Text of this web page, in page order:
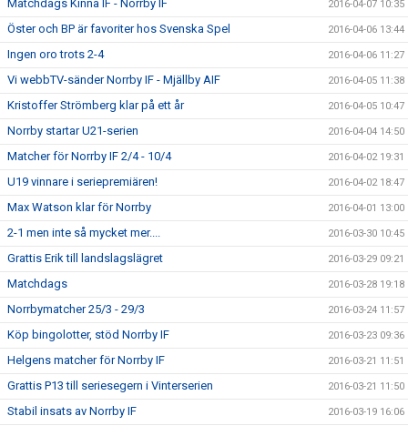
Matchdags Kinna IF - Norrby IF 2016-04-07 10:35
Öster och BP är favoriter hos Svenska Spel 2016-04-06 13:44
Ingen oro trots 2-4 2016-04-06 11:27
Vi webbTV-sänder Norrby IF - Mjällby AIF 2016-04-05 11:38
Kristoffer Strömberg klar på ett år 2016-04-05 10:47
Norrby startar U21-serien 2016-04-04 14:50
Matcher för Norrby IF 2/4 - 10/4 2016-04-02 19:31
U19 vinnare i seriepremiären! 2016-04-02 18:47
Max Watson klar för Norrby 2016-04-01 13:00
2-1 men inte så mycket mer.... 2016-03-30 10:45
Grattis Erik till landslagslägret 2016-03-29 09:21
Matchdags 2016-03-28 19:18
Norrbymatcher 25/3 - 29/3 2016-03-24 11:57
Köp bingolotter, stöd Norrby IF 2016-03-23 09:36
Helgens matcher för Norrby IF 2016-03-21 11:51
Grattis P13 till seriesegern i Vinterserien 2016-03-21 11:50
Stabil insats av Norrby IF 2016-03-19 16:06